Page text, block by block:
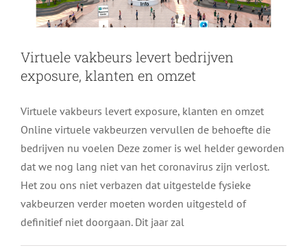
Virtuele vakbeurs levert bedrijven
exposure, klanten en omzet
Virtuele vakbeurs levert exposure, klanten en omzet
Online virtuele vakbeurzen vervullen de behoefte die
bedrijven nu voelen Deze zomer is wel helder geworden
dat we nog lang niet van het coronavirus zijn verlost.
Het zou ons niet verbazen dat uitgestelde fysieke
vakbeurzen verder moeten worden uitgesteld of
definitief niet doorgaan. Dit jaar zal